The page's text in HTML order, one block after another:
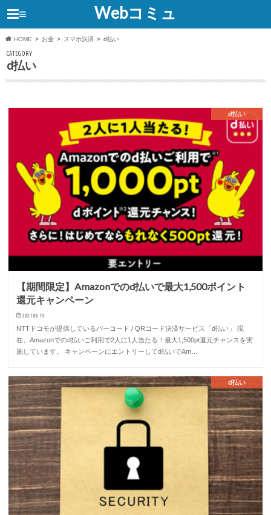
Webコミュ
≡
HOME お金 スマホ決済 d払い
CATEGORY
d払い
d払い
【期間限定】Amazonでのd払いで最大1,500ポイント
還元キャンペーン
2021.06.13
NTTドコモが提供しているバーコード / QRコード決済サービス「d払い」 現
在、Amazonでのd払いご利用で2人に1人当たる！最大1,500pt還元チャンスを実
施しています。 キャンペーンにエントリーしてd払いでAm…
d払い